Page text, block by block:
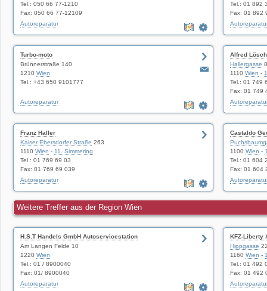
Tel.: 050 66 77-1210
Fax: 050 66 77-12109
Autoreparatur
Tel.: 01 892
Fax: 01 892
Turbo-moto
Brünnerstraße 140
1210 Wien
Tel.: +43 650 9101777
Autoreparatur
Alfred
Hallergasse
1110 Wien -
Tel.: 01 749
Fax: 01 749
Franz Haller
Kaiser Ebersdorfer Straße 263
1110 Wien - 11. Simmering
Tel.: 01 769 69 03
Fax: 01 769 69 039
Autoreparatur
Castaldo
1100 Wien -
Tel.: 01 604
Fax: 01 604
Weitere Treffer aus der Region Wien
H.S.T Handels GmbH Autoservicestation
Am Langen Felde 10
1220 Wien
Tel.: 01 / 8900040
Fax: 01/ 8900040
Autoreparatur
KFZ-Liberty
Hippgasse
1160 Wien -
Tel.: 01 492
Fax: 01 492